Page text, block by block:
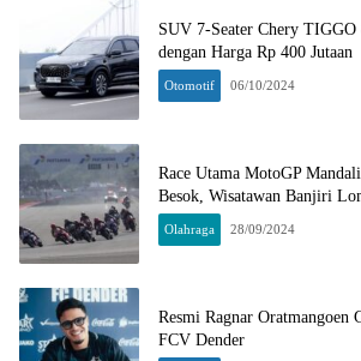
SUV 7-Seater Chery TIGGO
dengan Harga Rp 400 Jutaan
Otomotif 06/10/2024
Race Utama MotoGP
Besok, Wisatawan Banjiri
Olahraga 28/09/2024
Resmi Ragnar Oratmangoen
FCV Dender